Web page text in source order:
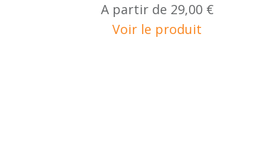
A partir de 29,00 €
Voir le produit